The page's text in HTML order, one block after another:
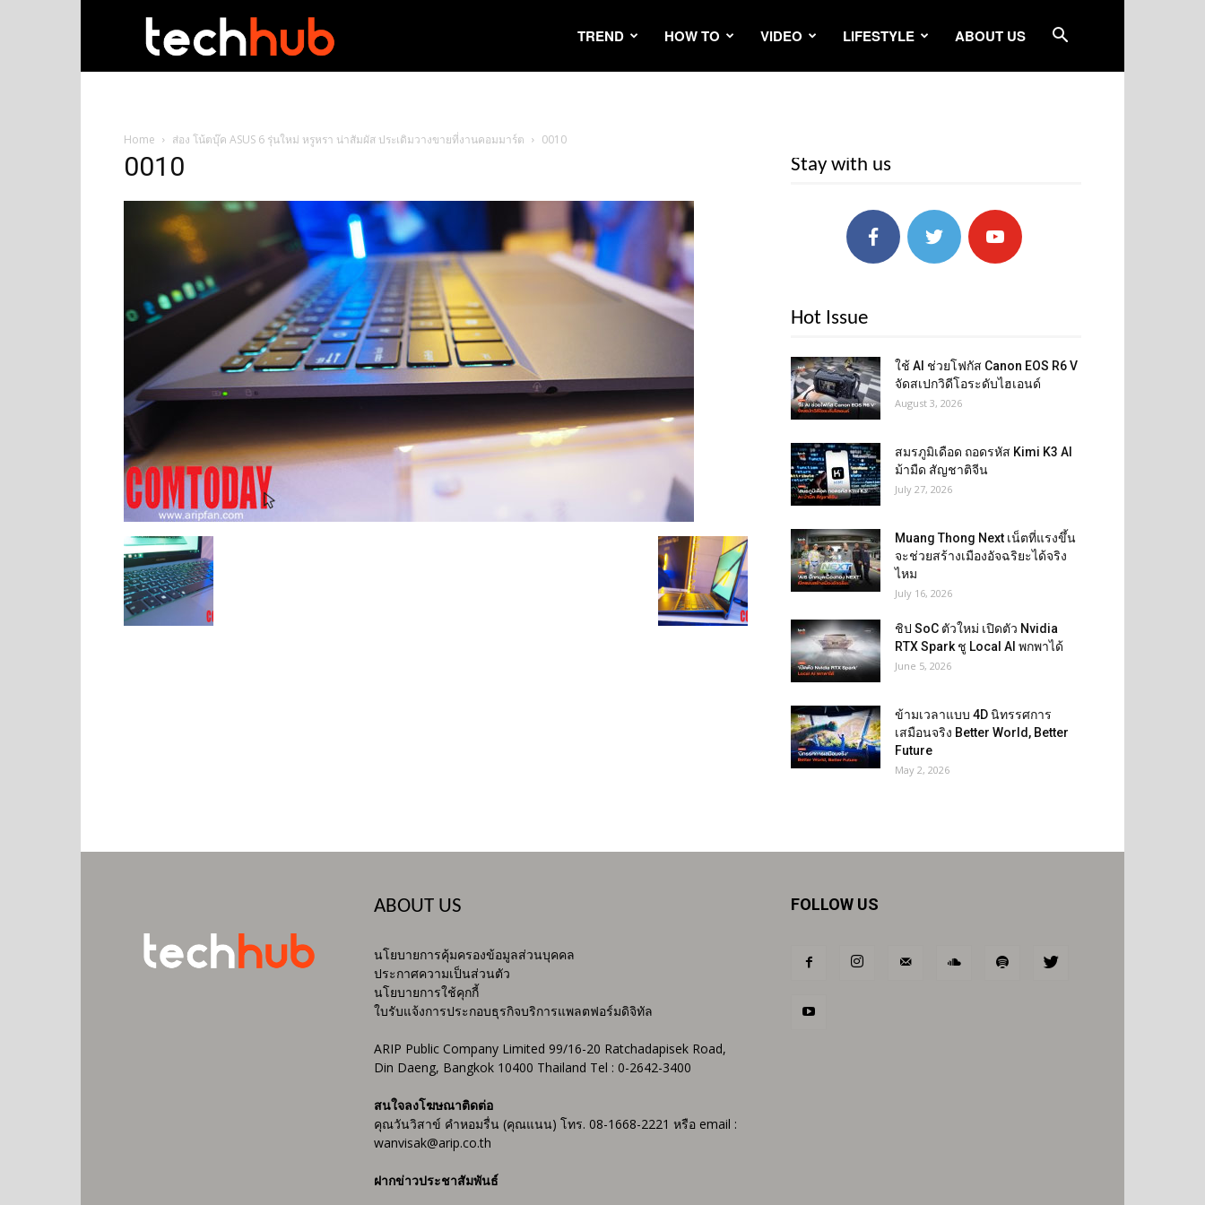
TREND HOW TO VIDEO LIFESTYLE ABOUT US
Home ส่อง โน้ตบุ๊ค ASUS 6 รุ่นใหม่ หรูหรา น่าสัมผัส ประเดิมวางขายที่งานคอมมาร์ต 0010
0010 Stay with us
Hot Issue
ใช้ AI ช่วยโฟกัส Canon EOS R6 V
จัดสเปกวิดีโอระดับไฮเอนด์
August 3, 2026
สมรภูมิเดือด ถอดรหัส Kimi K3 AI
ม้ามืด สัญชาติจีน
July 27, 2026
Muang Thong Next เน็ตที่แรงขึ้น
จะช่วยสร้างเมืองอัจฉริยะได้จริง
ไหม
July 16, 2026
ชิป SoC ตัวใหม่ เปิดตัว Nvidia
RTX Spark ชู Local AI พกพาได้
June 5, 2026
ข้ามเวลาแบบ 4D นิทรรศการ
เสมือนจริง Better World, Better
Future
May 2, 2026
ABOUT US
นโยบายการคุ้มครองข้อมูลส่วนบุคคล
ประกาศความเป็นส่วนตัว
นโยบายการใช้คุกกี้
ใบรับแจ้งการประกอบธุรกิจบริการแพลตฟอร์มดิจิทัล
ARIP Public Company Limited 99/16-20 Ratchadapisek Road,
Din Daeng, Bangkok 10400 Thailand Tel : 0-2642-3400
สนใจลงโฆษณาติดต่อ
คุณวันวิสาข์ คำหอมรื่น (คุณแนน) โทร. 08-1668-2221 หรือ email :
wanvisak@arip.co.th
ฝากข่าวประชาสัมพันธ์
FOLLOW US